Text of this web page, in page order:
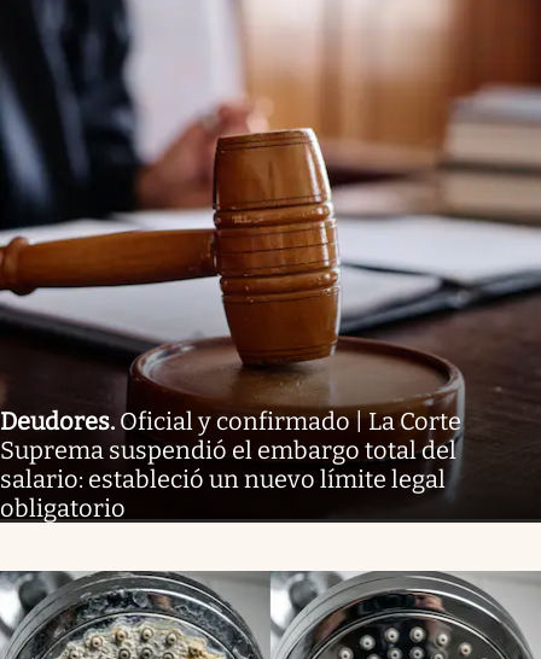
Deudores. Oficial y confirmado | La Corte
Suprema suspendió el embargo total del
salario: estableció un nuevo límite legal
obligatorio